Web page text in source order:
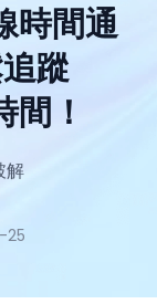
間通
蹤
！
解
25